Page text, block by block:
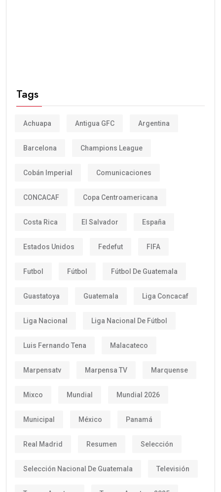
Tags
Achuapa Antigua GFC Argentina
Barcelona Champions League
Cobán Imperial Comunicaciones
CONCACAF Copa Centroamericana
Costa Rica El Salvador España
Estados Unidos Fedefut FIFA
Futbol Fútbol Fútbol De Guatemala
Guastatoya Guatemala Liga Concacaf
Liga Nacional Liga Nacional De Fútbol
Luis Fernando Tena Malacateco
Marpensatv Marpensa TV Marquense
Mixco Mundial Mundial 2026
Municipal México Panamá
Real Madrid Resumen Selección
Selección Nacional De Guatemala Televisión